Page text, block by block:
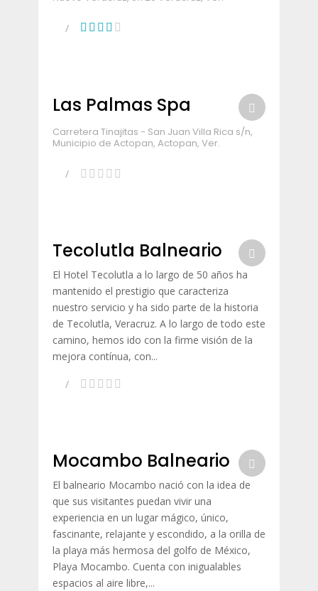
Las Palmas Spa
Carretera Tinajitas - San Juan Villa Rica s/n,
Municipio de Actopan, Actopan, Ver.
Tecolutla Balneario
El Hotel Tecolutla a lo largo de 50 años ha
mantenido el prestigio que caracteriza
nuestro servicio y ha sido parte de la historia
de Tecolutla, Veracruz. A lo largo de todo este
camino, hemos ido con la firme visión de la
mejora contínua, con...
Mocambo Balneario
El balneario Mocambo nació con la idea de
que sus visitantes puedan vivir una
experiencia en un lugar mágico, único,
fascinante, relajante y escondido, a la orilla de
la playa más hermosa del golfo de México,
Playa Mocambo. Cuenta con inigualables
espacios al aire libre,...